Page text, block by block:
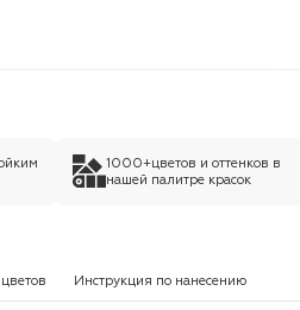
1000+цветов и оттенков в
нашей палитре красок
Инструкция по нанесению